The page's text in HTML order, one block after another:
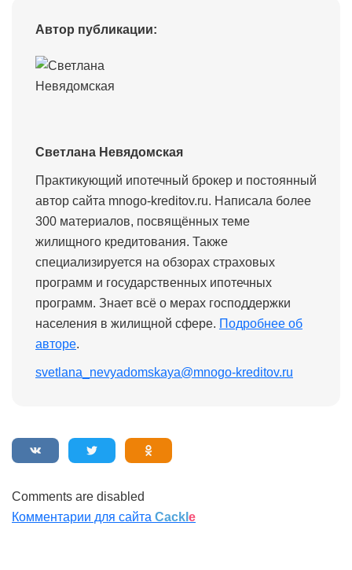
Автор публикации:
Светлана Невядомская
Практикующий ипотечный брокер и постоянный
автор сайта mnogo-kreditov.ru. Написала более
300 материалов, посвящённых теме
жилищного кредитования. Также
специализируется на обзорах страховых
программ и государственных ипотечных
программ. Знает всё о мерах господдержки
населения в жилищной сфере. Подробнее об
авторе.
svetlana_nevyadomskaya@mnogo-kreditov.ru
Comments are disabled
Комментарии для сайта Cackl e